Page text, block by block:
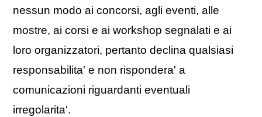
nessun modo ai concorsi, agli eventi, alle
mostre, ai corsi e ai workshop segnalati e ai
loro organizzatori, pertanto declina qualsiasi
responsabilita' e non rispondera' a
comunicazioni riguardanti eventuali
irregolarita'.